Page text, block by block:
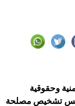
وحقوقية
تشخيص مصلحة